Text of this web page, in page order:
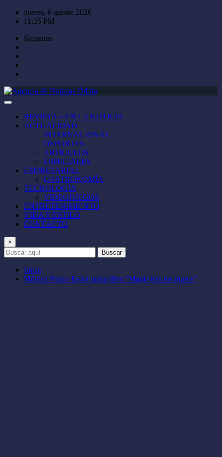
Saltar
jueves, 6 agosto 2026
11:35 PM
Síguenos
REVISTA – EN LA NOTICIA
ACTUALIDAD
INTERNACIONAL
DEPORTES
ARTÍCULOS
ESPECIALES
EMPRESARIAL
GASTRONOMÍA
TECNOLOGÍA
VIDEOJUEGOS
ENTRETENIMIENTO
VIDA Y ESTILO
CONTACTO
×
Buscar
Inicio
Mónica Pozzi- Escot lanza libro “Magia tras los muros”